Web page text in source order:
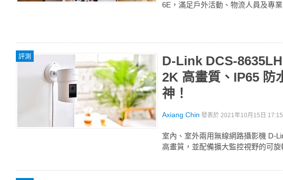
6E，滿足戶外活動、物流人員及專
評測
D-Link DCS-
2K 高畫質、IP65 防
神！
Axiang Chin 發表於 2021年10月15日 17:15
室內、室外兩用無線網路攝影機 D-
高畫質，並配備擴大監控視野的可旋